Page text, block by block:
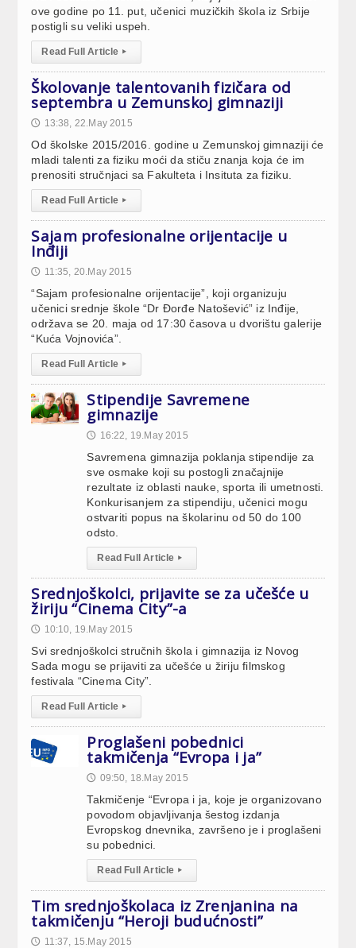
ove godine po 11. put, učenici muzičkih škola iz Srbije
postigli su veliki uspeh.
Read Full Article ▸
Školovanje talentovanih fizičara od
septembra u Zemunskoj gimnaziji
🕔 13:38, 22.May 2015
Od školske 2015/2016. godine u Zemunskoj gimnaziji će
mladi talenti za fiziku moći da stiču znanja koja će im
prenositi stručnjaci sa Fakulteta i Insituta za fiziku.
Read Full Article ▸
Sajam profesionalne orijentacije u
Inđiji
🕔 11:35, 20.May 2015
“Sajam profesionalne orijentacije”, koji organizuju
učenici srednje škole “Dr Đorđe Natošević” iz Inđije,
održava se 20. maja od 17:30 časova u dvorištu galerije
“Kuća Vojnovića”.
Read Full Article ▸
Stipendije Savremene
gimnazije
🕔 16:22, 19.May 2015
Savremena gimnazija poklanja stipendije za
sve osmake koji su postogli značajnije
rezultate iz oblasti nauke, sporta ili umetnosti.
Konkurisanjem za stipendiju, učenici mogu
ostvariti popus na školarinu od 50 do 100
odsto.
Read Full Article ▸
Srednjoškolci, prijavite se za učešće u
žiriju “Cinema City”-a
🕔 10:10, 19.May 2015
Svi srednjoškolci stručnih škola i gimnazija iz Novog
Sada mogu se prijaviti za učešće u žiriju filmskog
festivala “Cinema City”.
Read Full Article ▸
Proglašeni pobednici
takmičenja “Evropa i ja”
🕔 09:50, 18.May 2015
Takmičenje “Evropa i ja, koje je organizovano
povodom objavljivanja šestog izdanja
Evropskog dnevnika, završeno je i proglašeni
su pobednici.
Read Full Article ▸
Tim srednjoškolaca iz Zrenjanina na
takmičenju “Heroji budućnosti”
🕔 11:37, 15.May 2015